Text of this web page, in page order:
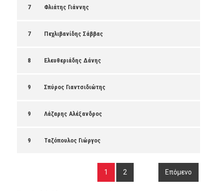
7 Φλιάτης Γιάννης
7 Πεχλιβανίδης Σάββας
8 Ελευθεριάδης Δάνης
9 Σπύρος Γιαντσιδιώτης
9 Λάζαρης Αλέξανδρος
9 Ταζόπουλος Γιώργος
1 2 Επόμενο